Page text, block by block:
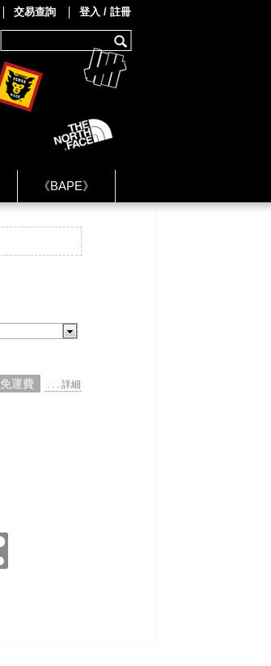
《BAPE》
交易查詢 登入 / 註冊
運費
. . . 詳細